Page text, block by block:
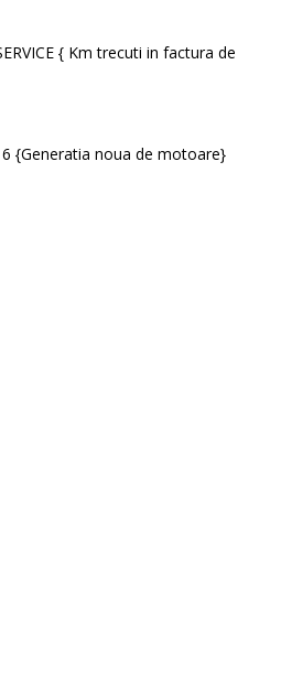
{ Km trecuti in factura de
{Generatia noua de motoare}